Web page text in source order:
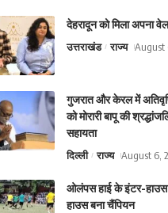
देहरादून को मिला अपना
उत्तराखंड राज्य August
गुजरात और केरल में
को मोरारी बापू की
सहायता
दिल्ली राज्य August 6,
ओलंपस हाई के इंटर-हाउस
हाउस बना चैंपियन